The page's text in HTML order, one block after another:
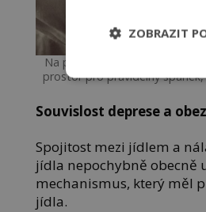
Na pochmurné stavy pomáhá
prostor pro pravidelný
Souvislost deprese a
Spojitost mezi jídlem a
jídla nepochybně obecně
mechanismus, který měl
jídla.
ZOBRAZIT